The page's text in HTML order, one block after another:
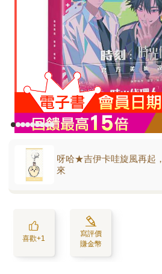
呀哈★吉伊卡哇旋風再起
來
喜歡+1
寫評價
賺金幣